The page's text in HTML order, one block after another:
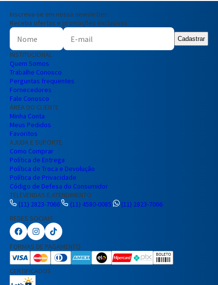
Inscreva-se em nossa newsletter!
Receba ofertas e promoções exclusivas
Cadastrar
INSTITUCIONAL
Quem Somos
Trabalhe Conosco
Perguntas frequentes
Fornecedores
Fale Conosco
ÁREA DO CLIENTE
Minha Conta
Meus Pedidos
Favoritos
AJUDA E SUPORTE
Como Comprar
Política de Entrega
Política de Troca e Devolução
Política de Privacidade
Código de Defesa do Consumidor
TELEVENDAS E ATENDIMENTO
(11) 2823-7066
(11) 4580-0085
(11) 2823-7066
REDES SOCIAIS
FORMAS DE PAGAMENTO
CERTIFICADOS
Nome Completo